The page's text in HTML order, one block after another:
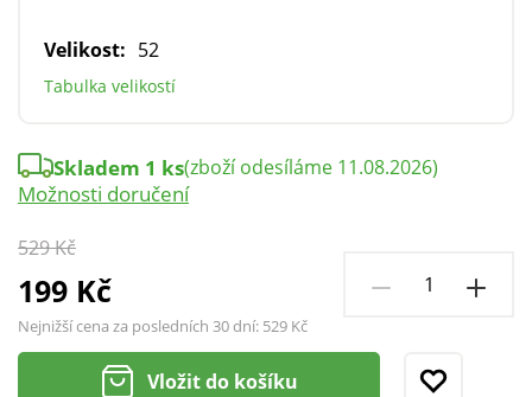
Velikost: 52
Tabulka velikostí
529 Kč
199 Kč
Nejnižší cena za posledních 30 dní: 529 Kč
Skladem 1 ks(zboží odesíláme 11.08.2026)
Možnosti doručení
Vložit do košíku